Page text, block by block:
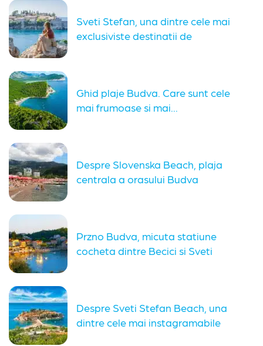
Sveti Stefan, una dintre cele mai
exclusiviste destinatii de
Ghid plaje Budva. Care sunt cele
mai frumoase si mai...
Despre Slovenska Beach, plaja
centrala a orasului Budva
Przno Budva, micuta statiune
cocheta dintre Becici si Sveti
Despre Sveti Stefan Beach, una
dintre cele mai instagramabile